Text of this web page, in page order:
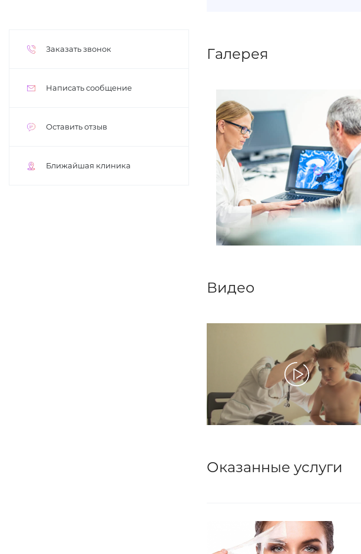
Заказать звонок
Написать сообщение
Оставить отзыв
Ближайшая клиника
Галерея
Видео
Оказанные услуги